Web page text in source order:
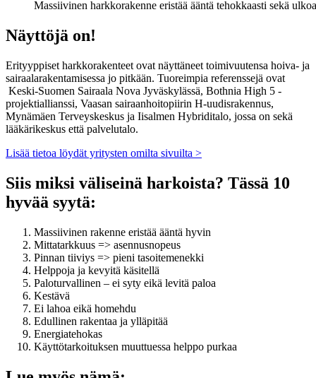
Massiivinen harkkorakenne eristää ääntä tehokkaasti sekä
Näyttöjä on!
Erityyppiset harkkorakenteet ovat näyttäneet toimivuutensa hoiva- ja
sairaalarakentamisessa jo pitkään. Tuoreimpia referenssejä ovat
Keski-Suomen Sairaala Nova Jyväskylässä, Bothnia High 5 -
projektiallianssi, Vaasan sairaanhoitopiirin H-uudisrakennus,
Mynämäen Terveyskeskus ja Iisalmen Hybriditalo, jossa on sekä
lääkärikeskus että palvelutalo.
Lisää tietoa löydät yritysten omilta sivuilta >
Siis miksi väliseinä harkoista? Tässä 10
hyvää syytä:
Massiivinen rakenne eristää ääntä hyvin
Mittatarkkuus => asennusnopeus
Pinnan tiiviys => pieni tasoitemenekki
Helppoja ja kevyitä käsitellä
Paloturvallinen – ei syty eikä levitä paloa
Kestävä
Ei lahoa eikä homehdu
Edullinen rakentaa ja ylläpitää
Energiatehokas
Käyttötarkoituksen muuttuessa helppo purkaa